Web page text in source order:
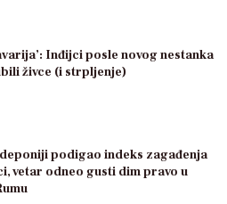
Inđijci posle novog nestanka
živce (i strpljenje)
podigao indeks zagađenja
vetar odneo gusti dim pravo u